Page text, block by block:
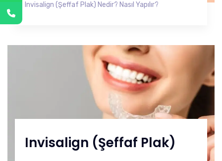
Invisalign (Şeffaf Plak) Nedir? Nasıl Yapılır?
Invisalign (Şeffaf Plak)